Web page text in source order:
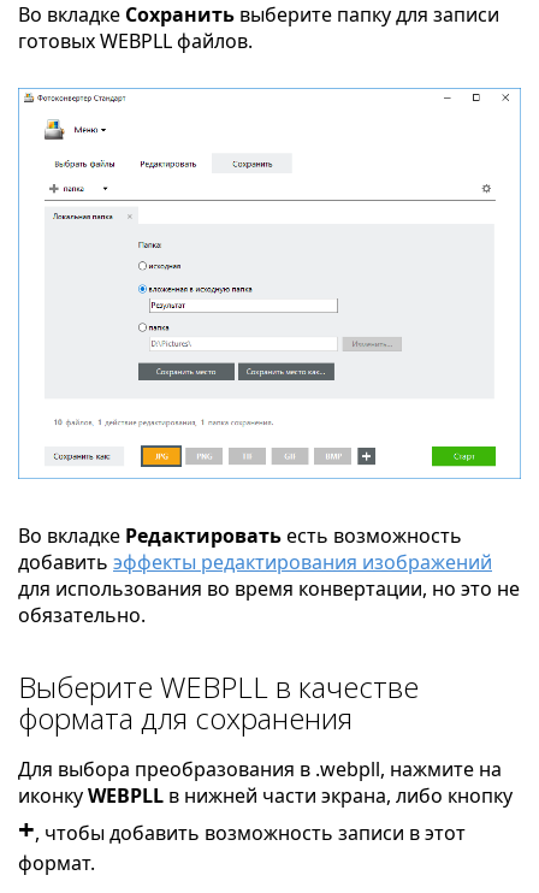
Во вкладке Сохранить выберите папку для записи
готовых WEBPLL файлов.
Во вкладке Редактироватьесть возможность
добавить эффекты редактирования изображений
для использования во время конвертации, но это не
обязательно.
Выберите WEBPLL в качестве
формата для сохранения
Для выбора преобразования в .webpll, нажмите на
иконкуWEBPLL в нижней части экрана, либо кнопку
+, чтобы добавить возможность записи в этот
формат.